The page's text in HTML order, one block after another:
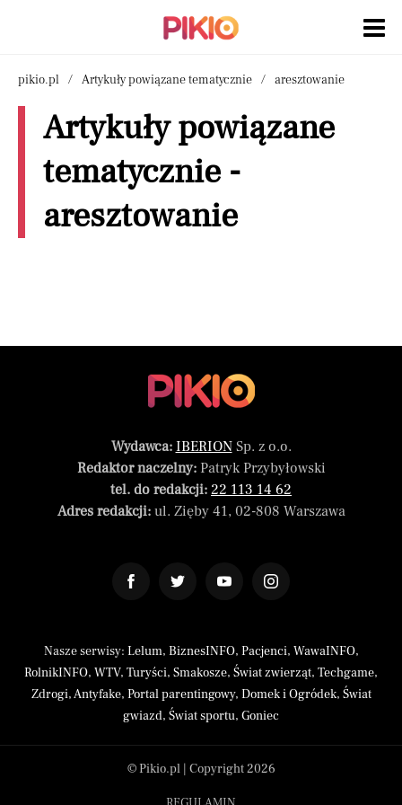
pikio.pl Artykuły powiązane tematycznie aresztowanie
Artykuły powiązane
tematycznie -
aresztowanie
Wydawca: IBERIONSp. z o.o.
Redaktor naczelny:Patryk Przybyłowski
tel. do redakcji: 22 113 14 62
Adres redakcji:ul. Zięby 41, 02-808 Warszawa
Nasze serwisy: Lelum, BiznesINFO, Pacjenci, WawaINFO,
RolnikINFO, WTV, Turyści, Smakosze, Świat zwierząt, Techgame,
Zdrogi,Antyfake, Portal parentingowy, Domek i Ogródek, Świat
gwiazd, Świat sportu, Goniec
© Pikio.pl | Copyright 2026